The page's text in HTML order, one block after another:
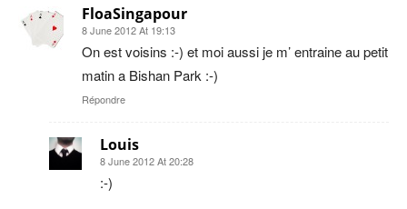
FloaSingapour
8 June 2012 At 19:13
On est voisins :-) et moi aussi je m’ entraine au petit
matin a Bishan Park :-)
Répondre
Louis
8 June 2012 At 20:28
:-)